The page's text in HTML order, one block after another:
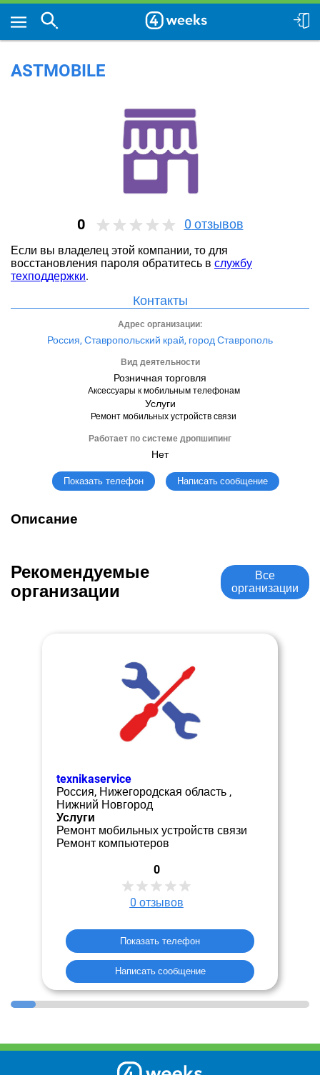
ASTMOBILE
0 0 отзывов
Если вы владелец этой компании, то для
восстановления пароля обратитесь в службу
техподдержки.
Контакты
Адрес организации:
Россия, Ставропольский край, город Ставрополь
Вид деятельности
Розничная торговля
Аксессуары к мобильным телефонам
Услуги
Ремонт мобильных устройств связи
Работает по системе дропшипинг
Нет
Показать телефон Написать сообщение
Описание
Рекомендуемые
организации
Все
организации
texnikaservice
Россия, Нижегородская область ,
Нижний Новгород
Услуги
Ремонт мобильных устройств связи
Ремонт компьютеров
0
0 отзывов
Показать телефон
Написать сообщение